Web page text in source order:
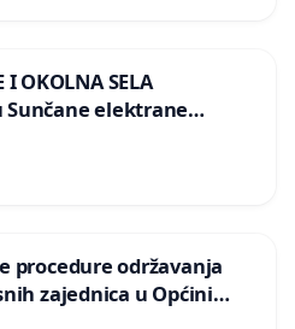
OKOLNA SELA
elektrane
procedure održavanja
zajednica u Općini